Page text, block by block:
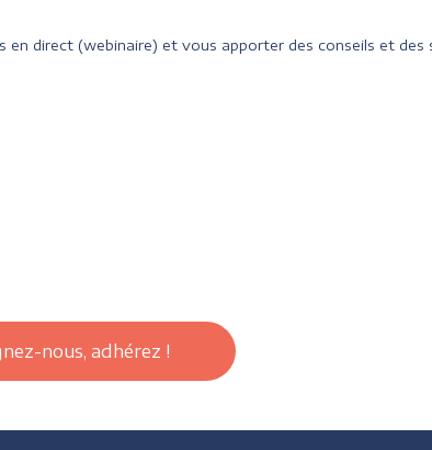
direct (webinaire) et vous apporter des conseils et des
nous, adhérez !